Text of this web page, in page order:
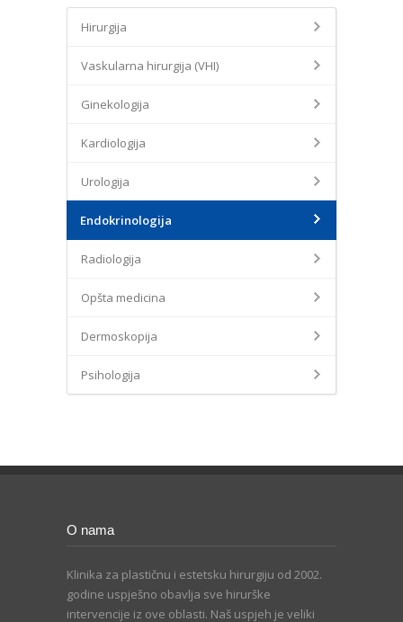
Hirurgija
Vaskularna hirurgija (VHI)
Ginekologija
Kardiologija
Urologija
Endokrinologija
Radiologija
Opšta medicina
Dermoskopija
Psihologija
O nama
Klinika za plastičnu i estetsku hirurgiju od 2002.
godine uspješno obavlja sve hirurške
intervencije iz ove oblasti. Naš uspjeh je veliki